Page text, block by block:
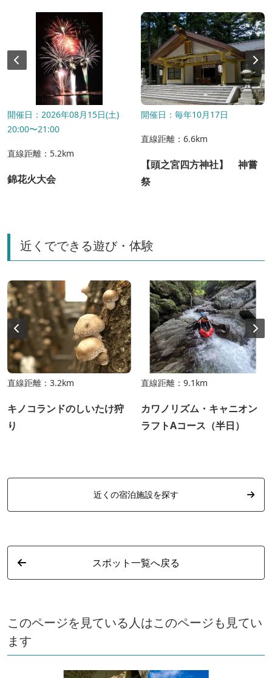
開催日：2026年08月15日(土)
20:00〜21:00
直線距離：5.2km
錦花火大会
開催日：毎年10月17日
直線距離：6.6km
【頭之宮四方神社】 神嘗
祭
近くでできる遊び・体験
直線距離：3.2km
キノコランドのしいたけ狩
り
直線距離：9.1km
カワノリズム・キャニオン
ラフトAコース（半日）
近くの宿泊施設を探す
スポット一覧へ戻る
このページを見ている人はこのページも見てい
ます